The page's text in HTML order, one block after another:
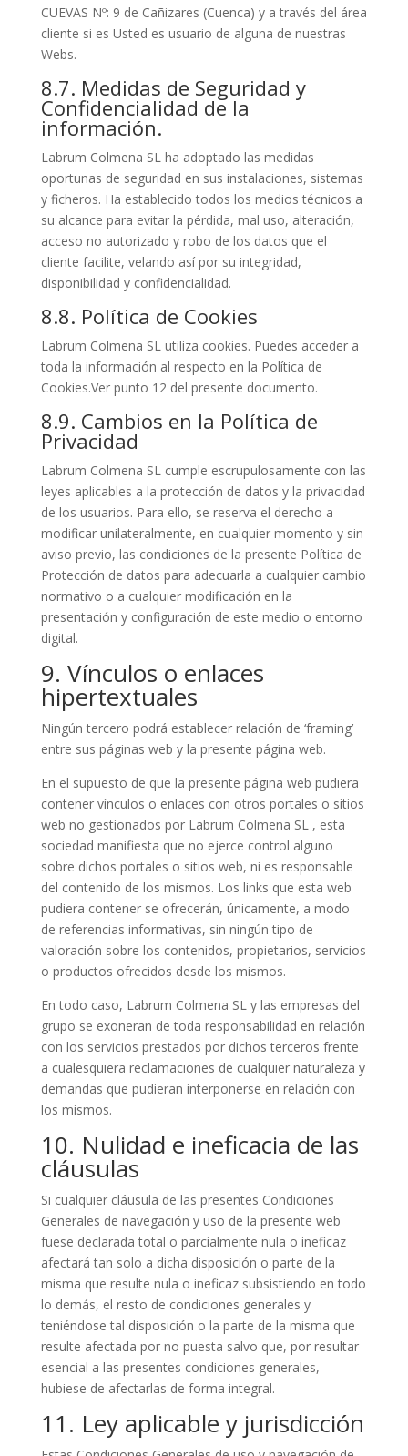
CUEVAS Nº: 9 de Cañizares (Cuenca) y a través del área
cliente si es Usted es usuario de alguna de nuestras
Webs.
8.7. Medidas de Seguridad y
Confidencialidad de la
información.
Labrum Colmena SL ha adoptado las medidas
oportunas de seguridad en sus instalaciones, sistemas
y ficheros. Ha establecido todos los medios técnicos a
su alcance para evitar la pérdida, mal uso, alteración,
acceso no autorizado y robo de los datos que el
cliente facilite, velando así por su integridad,
disponibilidad y confidencialidad.
8.8. Política de Cookies
Labrum Colmena SL utiliza cookies. Puedes acceder a
toda la información al respecto en la Política de
Cookies.Ver punto 12 del presente documento.
8.9. Cambios en la Política de
Privacidad
Labrum Colmena SL cumple escrupulosamente con las
leyes aplicables a la protección de datos y la privacidad
de los usuarios. Para ello, se reserva el derecho a
modificar unilateralmente, en cualquier momento y sin
aviso previo, las condiciones de la presente Política de
Protección de datos para adecuarla a cualquier cambio
normativo o a cualquier modificación en la
presentación y configuración de este medio o entorno
digital.
9. Vínculos o enlaces
hipertextuales
Ningún tercero podrá establecer relación de ‘framing’
entre sus páginas web y la presente página web.
En el supuesto de que la presente página web pudiera
contener vínculos o enlaces con otros portales o sitios
web no gestionados por Labrum Colmena SL , esta
sociedad manifiesta que no ejerce control alguno
sobre dichos portales o sitios web, ni es responsable
del contenido de los mismos. Los links que esta web
pudiera contener se ofrecerán, únicamente, a modo
de referencias informativas, sin ningún tipo de
valoración sobre los contenidos, propietarios, servicios
o productos ofrecidos desde los mismos.
En todo caso, Labrum Colmena SL y las empresas del
grupo se exoneran de toda responsabilidad en relación
con los servicios prestados por dichos terceros frente
a cualesquiera reclamaciones de cualquier naturaleza y
demandas que pudieran interponerse en relación con
los mismos.
10. Nulidad e ineficacia de las
cláusulas
Si cualquier cláusula de las presentes Condiciones
Generales de navegación y uso de la presente web
fuese declarada total o parcialmente nula o ineficaz
afectará tan solo a dicha disposición o parte de la
misma que resulte nula o ineficaz subsistiendo en todo
lo demás, el resto de condiciones generales y
teniéndose tal disposición o la parte de la misma que
resulte afectada por no puesta salvo que, por resultar
esencial a las presentes condiciones generales,
hubiese de afectarlas de forma integral.
11. Ley aplicable y jurisdicción